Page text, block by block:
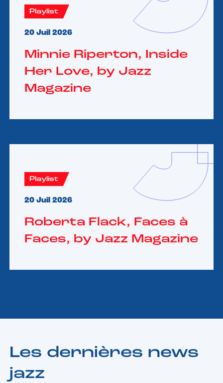
Playlist
20 Juil 2026
Minnie Riperton, Inside
Her Love, by Jazz
Magazine
Playlist
20 Juil 2026
Roberta Flack, Faces à
Faces, by Jazz Magazine
Les dernières news
jazz